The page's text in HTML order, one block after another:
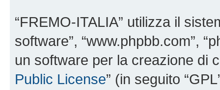
“FREMO-ITALIA” utilizza il
software”, “www.phpbb.com”,
un software per la creazione di
Public License” (in seguito